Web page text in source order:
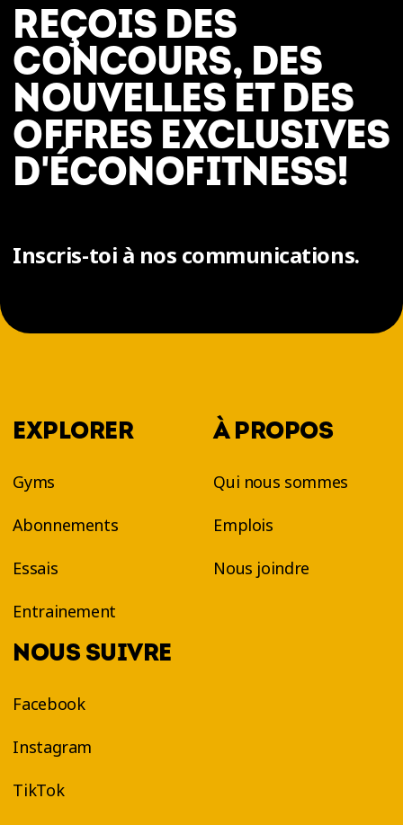
REÇOIS DES
CONCOURS, DES
NOUVELLES ET DES
OFFRES EXCLUSIVES
D'ÉCONOFITNESS!
Inscris-toi à nos communications.
EXPLORER
Gyms
Abonnements
Essais
Entrainement
À PROPOS
Qui nous sommes
Emplois
Nous joindre
NOUS SUIVRE
Facebook
Instagram
TikTok